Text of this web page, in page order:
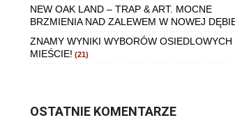
NEW OAK LAND – TRAP & ART. MOCNE
BRZMIENIA NAD ZALEWEM W NOWEJ
ZNAMY WYNIKI WYBORÓW OSIEDLOWYCH
MIEŚCIE! (21)
OSTATNIE KOMENTARZE